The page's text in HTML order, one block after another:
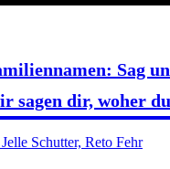
Sag
sagen dir, woher
Schutter, Reto Fehr